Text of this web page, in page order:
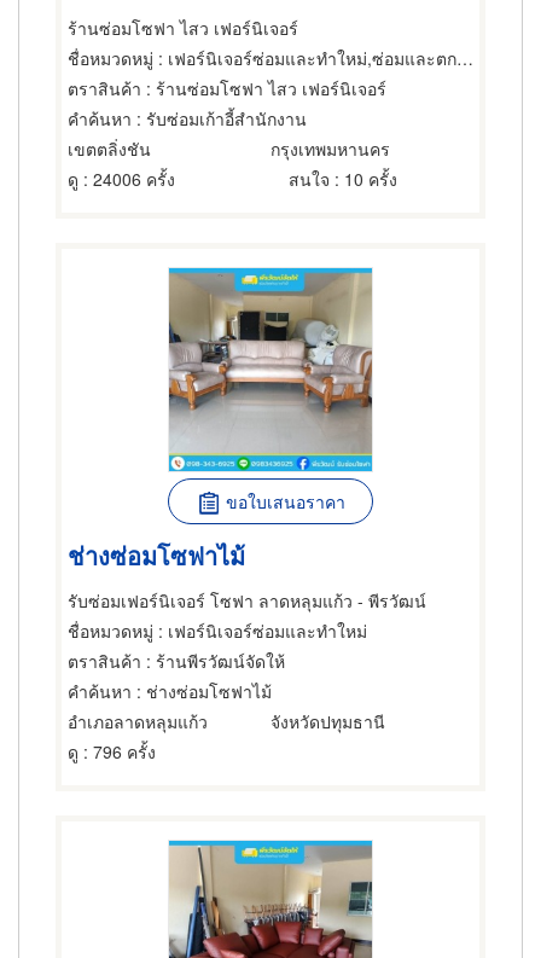
ร้านซ่อมโซฟา ไสว เฟอร์นิเจอร์
ชื่อหมวดหมู่ : เฟอร์นิเจอร์ซ่อมและทำใหม่,ซ่อมและตกแต่งเฟอร์นิเจอร์และอุปกรณ์สำนักงาน,เฟอร์นิเจอร์ซ่อมและทำใหม่
ตราสินค้า : ร้านซ่อมโซฟา ไสว เฟอร์นิเจอร์
คำค้นหา : รับซ่อมเก้าอี้สำนักงาน
เขตตลิ่งชัน
กรุงเทพมหานคร
ดู : 24006 ครั้ง สนใจ : 10 ครั้ง
ขอใบเสนอราคา
ช่างซ่อมโซฟาไม้
รับซ่อมเฟอร์นิเจอร์ โซฟา ลาดหลุมแก้ว - พีรวัฒน์
ชื่อหมวดหมู่ : เฟอร์นิเจอร์ซ่อมและทำใหม่
ตราสินค้า : ร้านพีรวัฒน์จัดให้
คำค้นหา : ช่างซ่อมโซฟาไม้
อำเภอลาดหลุมแก้ว
จังหวัดปทุมธานี
ดู : 796 ครั้ง